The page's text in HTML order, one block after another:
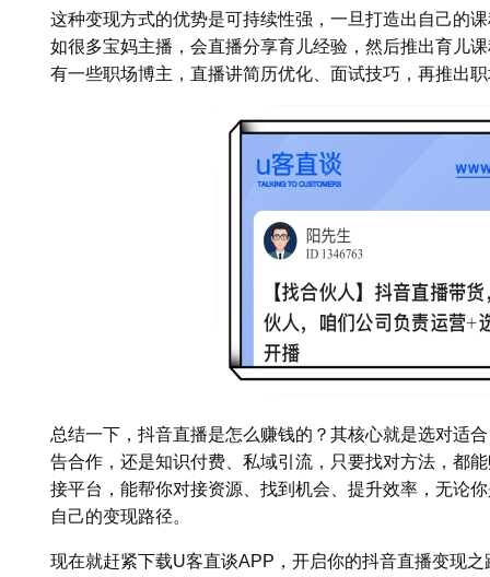
这种变现方式的优势是可持续性强，一旦打造出自己的
如很多宝妈主播，会直播分享育儿经验，然后推出育儿
有一些职场博主，直播讲简历优化、面试技巧，再推出
总结一下，抖音直播是怎么赚钱的？其核心就是选对适
告合作，还是知识付费、私域引流，只要找对方法，都
接平台，能帮你对接资源、找到机会、提升效率，无论
自己的变现路径。
现在就赶紧下载U客直谈APP，开启你的抖音直播变现